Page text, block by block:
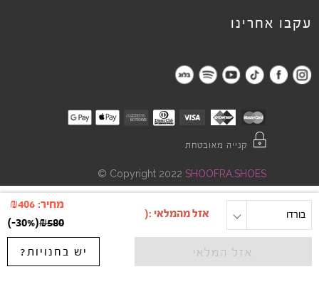
בורדו מידה
מחיר: ₪406
₪580
(
-30%
)
אזל המלאי יש בחנויות?
עקבו אחרינו
קנייה מאובטחת
Copyright 2022 SHOOFRA.SHOES
©